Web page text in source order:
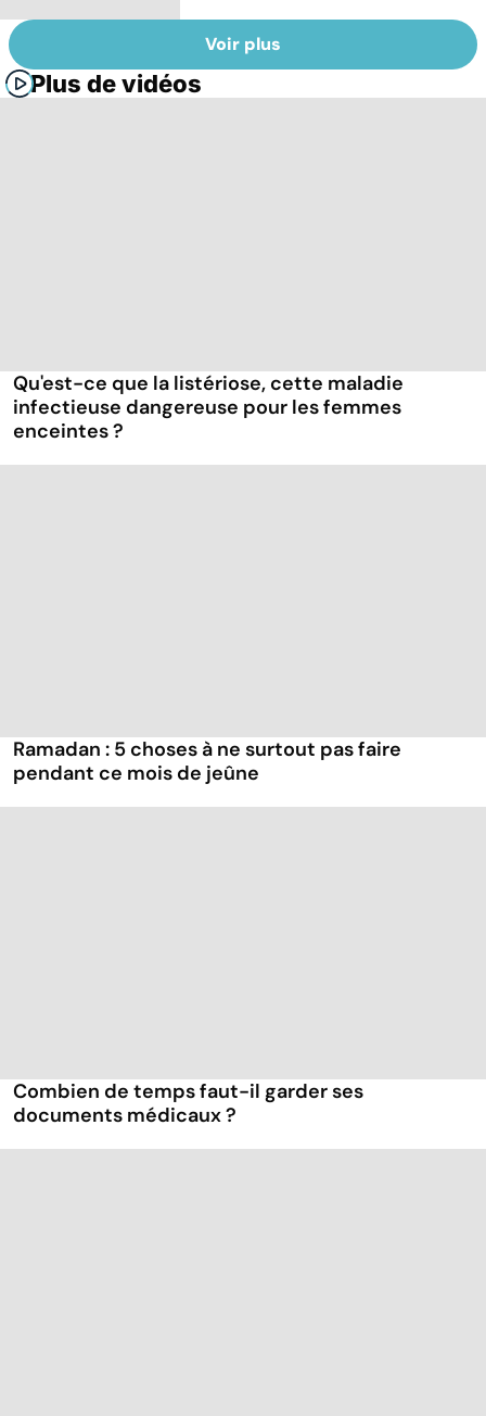
Voir plus
Plus de vidéos
Qu'est-ce que la listériose, cette maladie
infectieuse dangereuse pour les femmes
enceintes ?
Ramadan : 5 choses à ne surtout pas faire
pendant ce mois de jeûne
Combien de temps faut-il garder ses
documents médicaux ?